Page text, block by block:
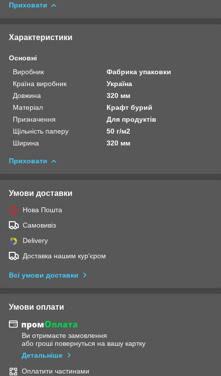
Приховати
Характеристики
Основні
Виробник
Фабрика упаковки
Країна виробник
Україна
Довжина
320 мм
Матеріал
Крафт бурий
Призначення
Для продуктів
Щільність паперу
50 г/м2
Ширина
320 мм
Приховати
Умови доставки
Нова Пошта
Самовивіз
Delivery
Доставка нашим кур'єром
Всі умови доставки
Умови оплати
Ви отримаєте замовлення
або гроші повернуться на вашу картку
Детальніше
Оплатити частинами